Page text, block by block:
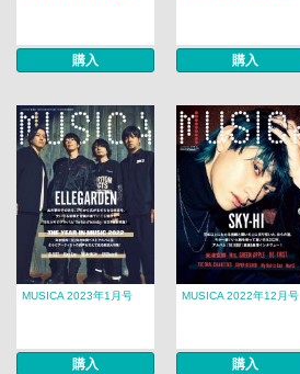
購入 購入
MUSICA 2023年1月号
購入
MUSICA 2022年12月号
購入